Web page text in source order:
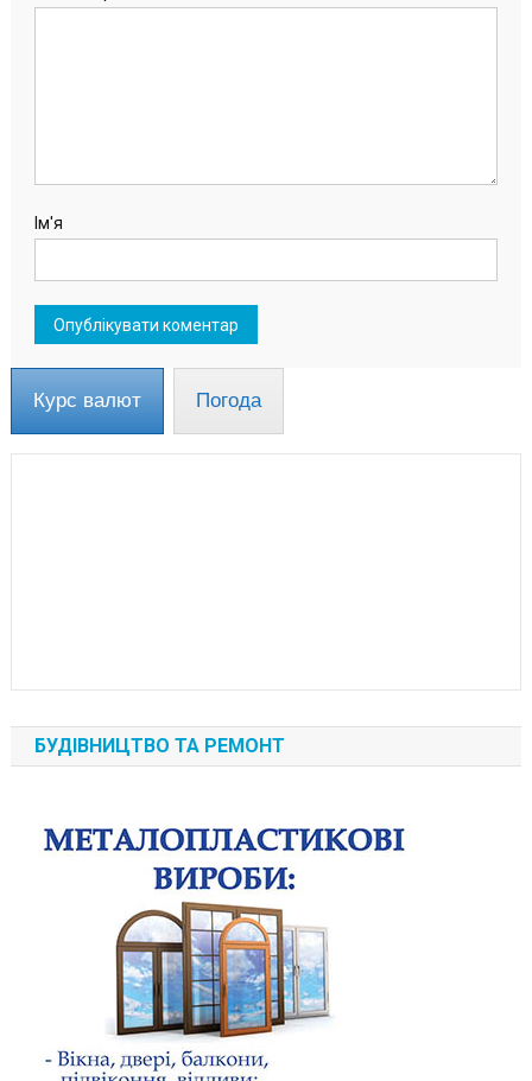
Ім'я
Курс валют Погода
БУДІВНИЦТВО ТА РЕМОНТ